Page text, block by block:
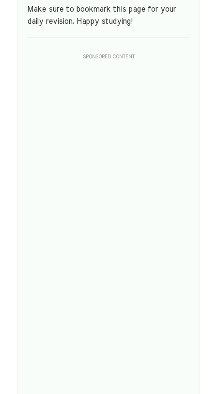
Make sure to bookmark this page for your
daily revision. Happy studying!
SPONSORED CONTENT